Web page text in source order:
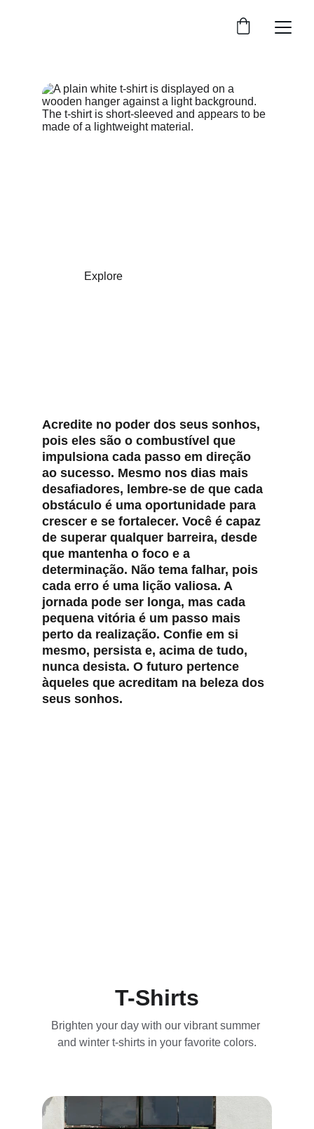
Explore
Acredite no poder dos seus sonhos,
pois eles são o combustível que
impulsiona cada passo em direção
ao sucesso. Mesmo nos dias mais
desafiadores, lembre-se de que cada
obstáculo é uma oportunidade para
crescer e se fortalecer. Você é capaz
de superar qualquer barreira, desde
que mantenha o foco e a
determinação. Não tema falhar, pois
cada erro é uma lição valiosa. A
jornada pode ser longa, mas cada
pequena vitória é um passo mais
perto da realização. Confie em si
mesmo, persista e, acima de tudo,
nunca desista. O futuro pertence
àqueles que acreditam na beleza dos
seus sonhos.
T-Shirts
Brighten your day with our vibrant summer
and winter t-shirts in your favorite colors.